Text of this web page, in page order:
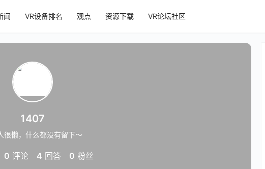
闻 VR设备排名 观点 资源下载 VR论坛社区
1407
很懒，什么都没有留下～
0 评论 4 回答 0 粉丝